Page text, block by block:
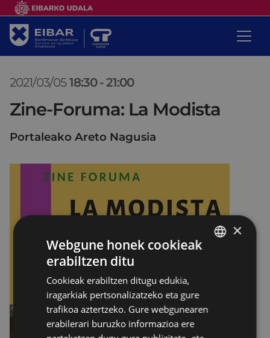
2021/03/05 18:30 -21:00
Zine-Foruma: La Modista
Portaleako Areto Nagusia
×
Webgune honek cookieak
erabiltzen ditu
Cookieak erabiltzen ditugu edukia,
iragarkiak pertsonalizatzeko eta gure
trafikoa aztertzeko. Gure webgunearen
erabilerari buruzko informazioa ere